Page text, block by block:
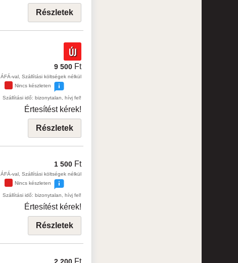
Részletek
ÚJ
9 500 Ft
ÁFÁ-val, Szállítási költségek nélkül
Nincs készleten
Szállítási idő: bizonytalan, hívj fel!
Értesítést kérek!
Részletek
1 500 Ft
ÁFÁ-val, Szállítási költségek nélkül
Nincs készleten
Szállítási idő: bizonytalan, hívj fel!
Értesítést kérek!
Részletek
Ft